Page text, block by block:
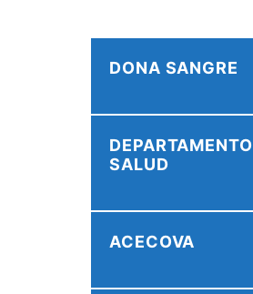
DONA SANGRE
DEPARTAMENTO
SALUD
ACECOVA